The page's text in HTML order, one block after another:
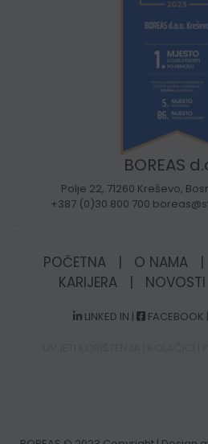
BOREAS
Polje 22, 71260 Kreševo,
+387 (0)30 800 700
POČETNA | O NAMA |
KARIJERA
| NOVOSTI
LINKED IN | FACEBOOK |